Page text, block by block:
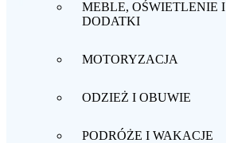
MEBLE, OŚWIETLENIE I
DODATKI
MOTORYZACJA
ODZIEŻ I OBUWIE
PODRÓŻE I WAKACJE